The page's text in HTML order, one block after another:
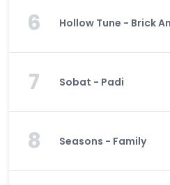
6 Hollow Tune - Brick
7 Sobat - Padi
8 Seasons - Family